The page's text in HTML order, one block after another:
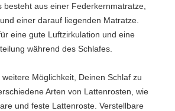
besteht aus einer Federkernmatratze,
einer darauf liegenden Matratze.
eine gute Luftzirkulation und eine
während des Schlafes.
Möglichkeit, Deinen Schlaf zu
Arten von Lattenrosten, wie
und feste Lattenroste. Verstellbare